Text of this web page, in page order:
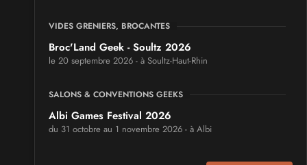
VIDES GRENIERS, BROCANTES
Broc'Land Geek - Soultz 2026
le 20 septembre 2026 - à Soultz-Haut-Rhin
SALONS & CONVENTIONS GEEKS
Albi Games Festival 2026
du 31 octobre au 1 novembre 2026 - à Albi